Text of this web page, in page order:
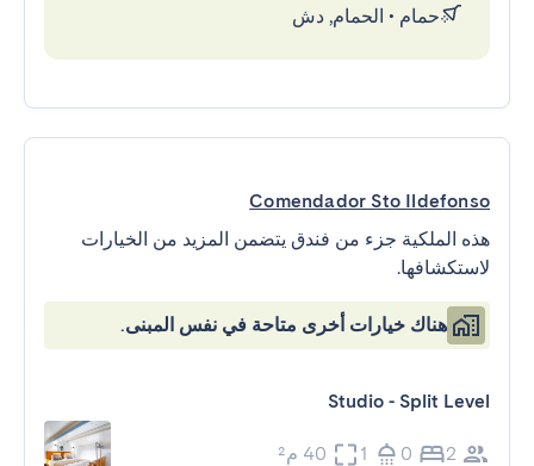
حمام • الحمام, دش
Comendador Sto Ildefonso
هذه الملكية جزء من فندق يتضمن المزيد من الخيارات
لاستكشافها.
هناك خيارات أخرى متاحة في نفس المبنى.
Studio - Split Level
2
0
1 40 م²